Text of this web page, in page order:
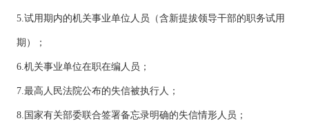
5.试用期内的机关事业单位人员（含新提拔领导干部的职务试用
期）；
6.机关事业单位在职在编人员；
7.最高人民法院公布的失信被执行人；
8.国家有关部委联合签署备忘录明确的失信情形人员；